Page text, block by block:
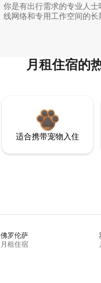
你是有出行需求的专业人
线网络和专用工作空间的长
月租住宿的
适合携带宠物入住
佛罗伦萨
月租住宿